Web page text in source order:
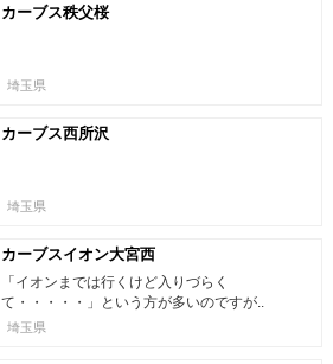
カーブス秩父桜
埼玉県
カーブス西所沢
埼玉県
カーブスイオン大宮西
「イオンまでは行くけど入りづらく
て・・・・・」という方が多いのですが..
埼玉県